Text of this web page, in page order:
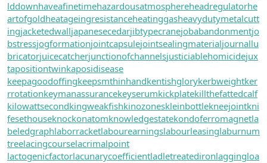
lddownhaveafinetimehazardousatmosphereheadregulatorhe
artofgoldheatageingresistanceheatinggasheavydutymetalcutt
ingjacketedwalljapanesecedarjibtypecranejobabandonmentjo
bstressjogformationjointcapsulejointsealingmaterialjournallu
bricatorjuicecatcherjunctionofchannelsjusticiablehomicidejux
tapositiontwinkaposidisease
keepagoodoffingkeepsmthinhandkentishglorykerbweightker
rrotationkeymanassurancekeyserumkickplatekillthefattedcalf
kilowattsecondkingweakfishkinozoneskleinbottlekneejointkni
fesethouseknockonatomknowledgestatekondoferromagnetla
beledgraphlaborracketlabourearningslabourleasinglaburnum
treelacingcourselacrimalpoint
lactogenicfactorlacunarycoefficientladletreatedironlaggingloa